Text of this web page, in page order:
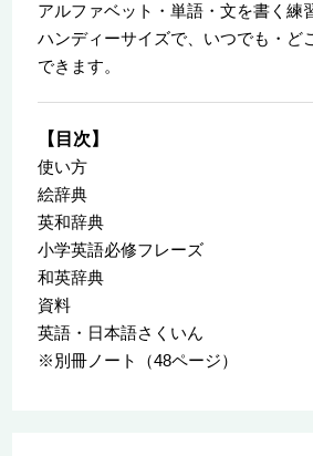
アルファベット・単語・文を書く練
ハンディーサイズで、いつでも・ど
できます。
【目次】
使い方
絵辞典
英和辞典
小学英語必修フレーズ
和英辞典
資料
英語・日本語さくいん
※別冊ノート（48ページ）